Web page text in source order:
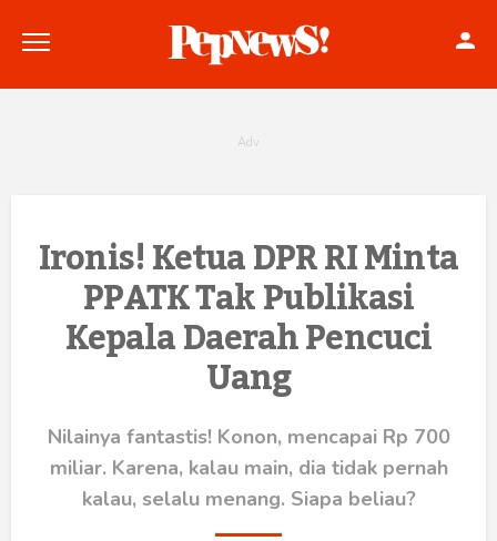
Politik
Konstitusi
Hankam
Bisnis
Humaniora
Ironis! Ketua DPR RI Minta
PPATK Tak Publikasi
Kepala Daerah Pencuci
Uang
Nilainya fantastis! Konon, mencapai Rp 700
miliar. Karena, kalau main, dia tidak pernah
kalau, selalu menang. Siapa beliau?